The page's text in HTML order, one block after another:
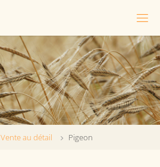
Vente au détail Pigeon